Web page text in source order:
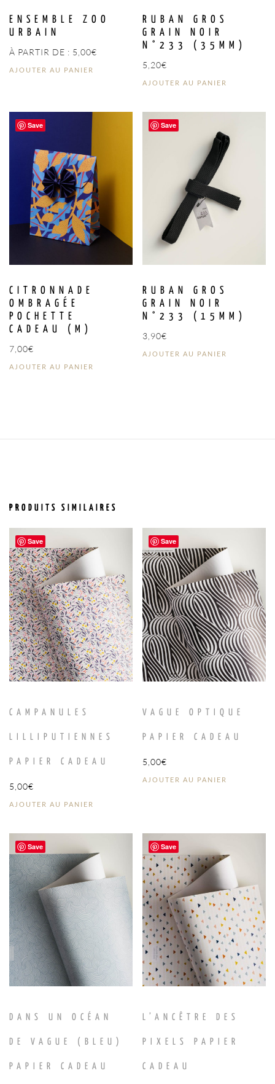
ENSEMBLE ZOO
URBAIN
À PARTIR DE : 5,00€
AJOUTER AU PANIER
RUBAN GROS
GRAIN NOIR
N°233 (35MM)
5,20€
AJOUTER AU PANIER
Save
CITRONNADE
OMBRAGÉE
POCHETTE
CADEAU (M)
7,00€
AJOUTER AU PANIER
Save
RUBAN GROS
GRAIN NOIR
N°233 (15MM)
3,90€
AJOUTER AU PANIER
PRODUITS SIMILAIRES
Save
CAMPANULES
LILLIPUTIENNES
PAPIER CADEAU
5,00€
AJOUTER AU PANIER
Save
VAGUE OPTIQUE
PAPIER CADEAU
5,00€
AJOUTER AU PANIER
Save
DANS UN OCÉAN
DE VAGUE (BLEU)
PAPIER CADEAU
Save
L’ANCÊTRE DES
PIXELS PAPIER
CADEAU